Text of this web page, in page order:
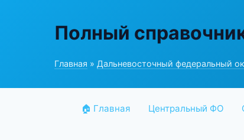
Полный
Главная » Дальневосточный федеральный
🏠 Главная Центральный ФО